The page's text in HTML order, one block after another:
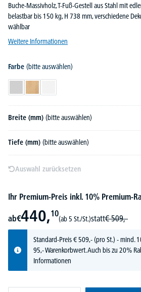
Buche-Massivholz, T-Fuß-Gestell aus Stahl mit
belastbar bis 150 kg, H 738 mm, verschiedene
wählbar
Weitere Informationen
Farbe (bitte auswählen)
Breite (mm) (bitte auswählen)
Tiefe (mm) (bitte auswählen)
Auswahl zurücksetzen
Ihr Premium-Preis inkl. 10% Premium-
ab€440,10
(ab 5 St./St.)statt€ 509,-
Standard-Preis€ 509,-(pro St.) - mind.
95,- Warenkorbwert. Auch bis zu 20%
Informationen